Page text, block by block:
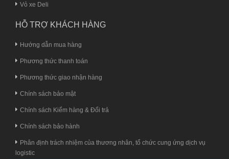
Vỏ xe Deli
HỖ TRỢ KHÁCH HÀNG
Hướng dẫn mua hàng
Phương thức thanh toán
Phương thức giao nhận hàng
Chính sách bảo mật
Chính sách Kiểm hàng & Đổi trả
Chính sách bảo hành
Phân định trách nhiệm của thương nhân, tổ chức cung ứng dịch vụ
logistic